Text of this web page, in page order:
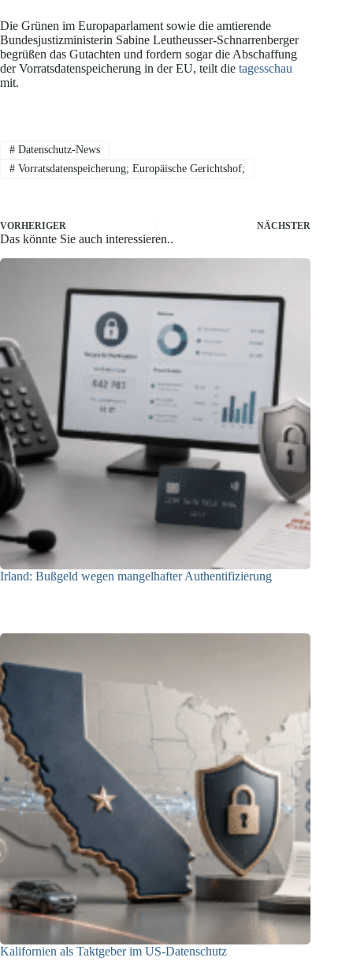
Die Grünen im Europaparlament sowie die amtierende
Bundesjustizministerin Sabine Leutheusser-Schnarrenberger
begrüßen das Gutachten und fordern sogar die Abschaffung
der Vorratsdatenspeicherung in der EU, teilt die tagesschau
mit.
#Datenschutz-News
#Vorratsdatenspeicherung; Europäische Gerichtshof;
VORHERIGER NÄCHSTER
Das könnte Sie auch interessieren..
Irland: Bußgeld wegen mangelhafter Authentifizierung
Kalifornien als Taktgeber im US-Datenschutz